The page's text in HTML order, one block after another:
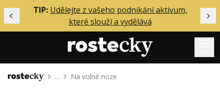
Předchozí
TIP: Udělejte z vašeho podnikání aktivum,
které slouží a vydělává
Mentoring
Domů ... Na volné noze